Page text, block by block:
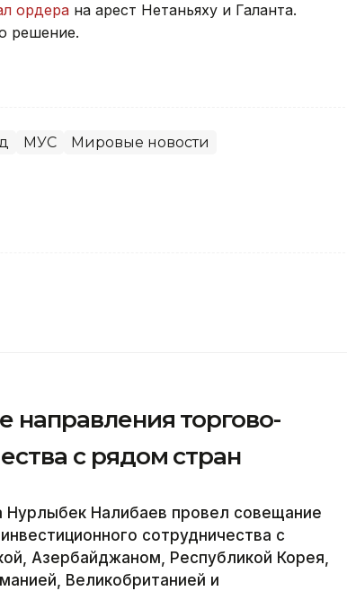
ордера на арест Нетаньяху и Галанта.
решение.
МУС
Мировые новости
направления торгово-
с рядом стран
Налибаев провел совещание
сотрудничества с
Азербайджаном, Республикой Корея,
Великобританией и